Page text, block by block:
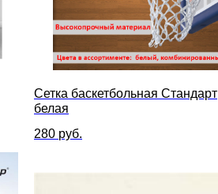
Сетка баскетбольная Стандарт
белая
280 руб.